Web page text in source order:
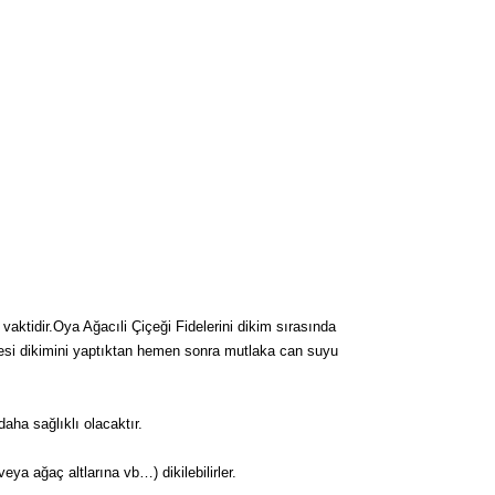
Ağacıli Çiçeği Fidelerini dikim sırasında
dikimini yaptıktan hemen sonra mutlaka can suyu
sağlıklı olacaktır.
ağaç altlarına vb…) dikilebilirler.